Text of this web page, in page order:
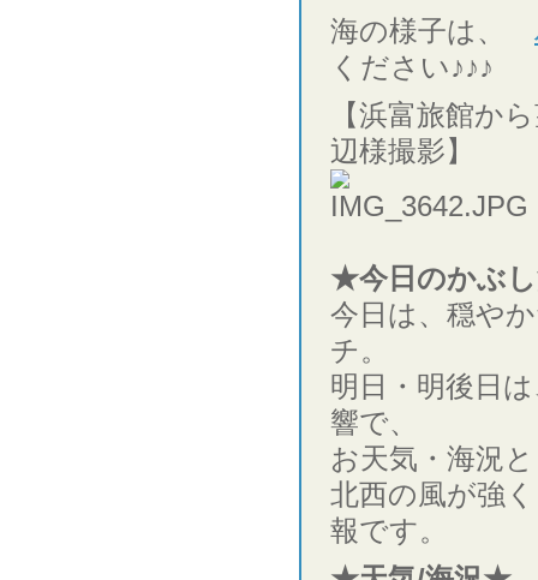
海の様子は、
ください♪♪♪
【浜富旅館か
辺様撮影】
★今日のかぶ
今日は、穏や
チ。
明日・明後日
響で、
お天気・海況
北西の風が強
報です。